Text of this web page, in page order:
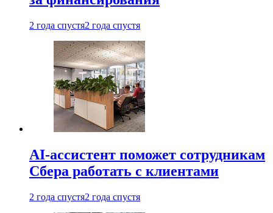
2 года спустя2 года спустя
AI-ассистент поможет сотрудникам
Сбера работать с клиентами
2 года спустя2 года спустя